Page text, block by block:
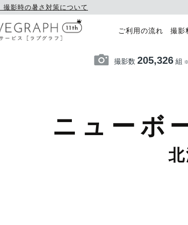
撮影時の暑さ対策について
ご利用の流れ 撮影
撮影数 205,326組 ※
ニューボ